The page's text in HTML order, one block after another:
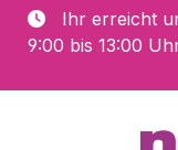
Zum Hauptinhalt
Ihr erreicht
9:00 bis 13:00